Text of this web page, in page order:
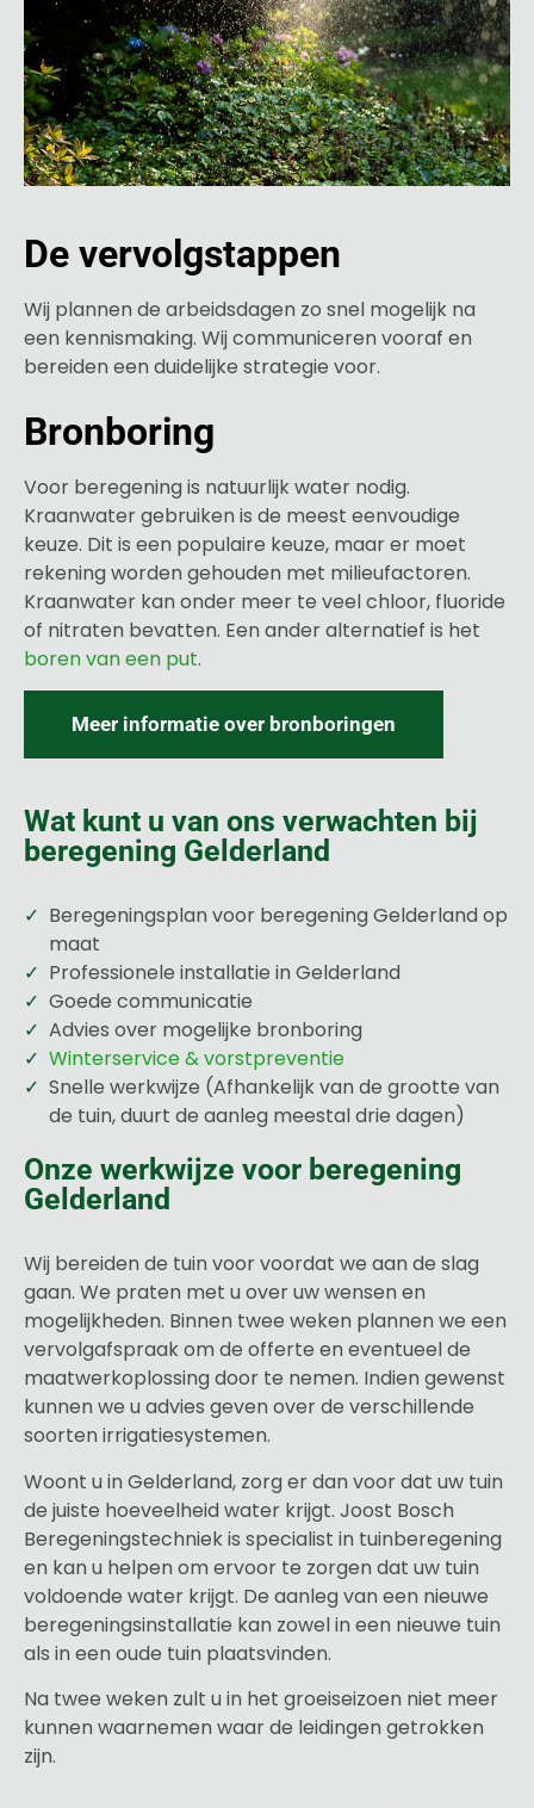
De vervolgstappen
Wij plannen de arbeidsdagen zo snel mogelijk na
een kennismaking. Wij communiceren vooraf en
bereiden een duidelijke strategie voor.
Bronboring
Voor beregening is natuurlijk water nodig.
Kraanwater gebruiken is de meest eenvoudige
keuze. Dit is een populaire keuze, maar er moet
rekening worden gehouden met milieufactoren.
Kraanwater kan onder meer te veel chloor, fluoride
of nitraten bevatten. Een ander alternatief is het
boren van een put.
Meer informatie over bronboringen
Wat kunt u van ons verwachten bij
beregening Gelderland
Beregeningsplan voor beregening Gelderland op
maat
Professionele installatie in Gelderland
Goede communicatie
Advies over mogelijke bronboring
Winterservice & vorstpreventie
Snelle werkwijze (Afhankelijk van de grootte van
de tuin, duurt de aanleg meestal drie dagen)
Onze werkwijze voor beregening
Gelderland
Wij bereiden de tuin voor voordat we aan de slag
gaan. We praten met u over uw wensen en
mogelijkheden. Binnen twee weken plannen we een
vervolgafspraak om de offerte en eventueel de
maatwerkoplossing door te nemen. Indien gewenst
kunnen we u advies geven over de verschillende
soorten irrigatiesystemen.
Woont u in Gelderland, zorg er dan voor dat uw tuin
de juiste hoeveelheid water krijgt. Joost Bosch
Beregeningstechniek is specialist in tuinberegening
en kan u helpen om ervoor te zorgen dat uw tuin
voldoende water krijgt. De aanleg van een nieuwe
beregeningsinstallatie kan zowel in een nieuwe tuin
als in een oude tuin plaatsvinden.
Na twee weken zult u in het groeiseizoen niet meer
kunnen waarnemen waar de leidingen getrokken
zijn.